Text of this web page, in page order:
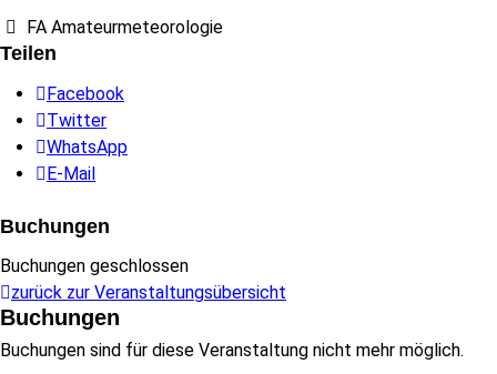
FA Amateurmeteorologie
Teilen
Facebook
Twitter
WhatsApp
E-Mail
Buchungen
Buchungen geschlossen
zurück zur Veranstaltungsübersicht
Buchungen
Buchungen sind für diese Veranstaltung nicht mehr möglich.